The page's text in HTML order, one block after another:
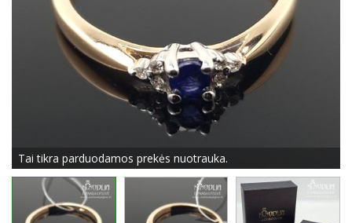
Tai tikra parduodamos prekės nuotrauka.